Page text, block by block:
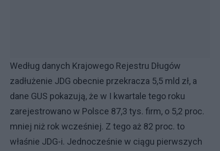
Według danych Krajowego Rejestru Długów
zadłużenie JDG obecnie przekracza 5,5 mld zł, a
dane GUS pokazują, że w I kwartale tego roku
zarejestrowano w Polsce 87,3 tys. firm, o 5,2 proc.
mniej niż rok wcześniej. Z tego aż 82 proc. to
właśnie JDG-i. Jednocześnie w ciągu pierwszych